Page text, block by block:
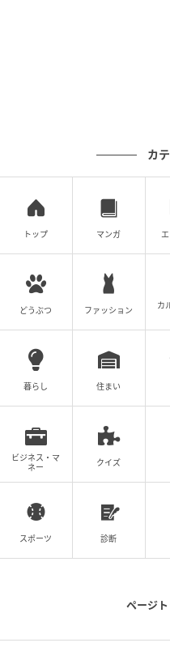
カ
トップ マンガ
どうぶつ ファッション
カ
暮らし 住まい
ビジネス・マ
ネー
クイズ
スポーツ 診断
ページ